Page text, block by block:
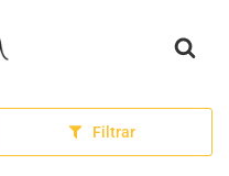
inicial
Filtrar